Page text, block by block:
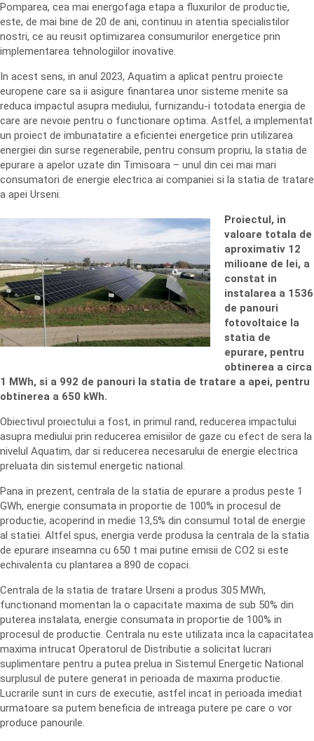
Pomparea, cea mai energofaga etapa a fluxurilor de productie,
este, de mai bine de 20 de ani, continuu in atentia specialistilor
nostri, ce au reusit optimizarea consumurilor energetice prin
implementarea tehnologiilor inovative.
In acest sens, in anul 2023, Aquatim a aplicat pentru proiecte
europene care sa ii asigure finantarea unor sisteme menite sa
reduca impactul asupra mediului, furnizandu-i totodata energia de
care are nevoie pentru o functionare optima. Astfel, a implementat
un proiect de imbunatatire a eficientei energetice prin utilizarea
energiei din surse regenerabile, pentru consum propriu, la statia de
epurare a apelor uzate din Timisoara – unul din cei mai mari
consumatori de energie electrica ai companiei si la statia de tratare
a apei Urseni.
Proiectul, in
valoare totala de
aproximativ 12
milioane de lei, a
constat in
instalarea a 1536
de panouri
fotovoltaice la
statia de
epurare, pentru
obtinerea a circa
1 MWh, si a 992 de panouri la statia de tratare a apei, pentru
obtinerea a 650 kWh.
Obiectivul proiectului a fost, in primul rand, reducerea impactului
asupra mediului prin reducerea emisiilor de gaze cu efect de sera la
nivelul Aquatim, dar si reducerea necesarului de energie electrica
preluata din sistemul energetic national.
Pana in prezent, centrala de la statia de epurare a produs peste 1
GWh, energie consumata in proportie de 100% in procesul de
productie, acoperind in medie 13,5% din consumul total de energie
al statiei. Altfel spus, energia verde produsa la centrala de la statia
de epurare inseamna cu 650 t mai putine emisii de CO2 si este
echivalenta cu plantarea a 890 de copaci.
Centrala de la statia de tratare Urseni a produs 305 MWh,
functionand momentan la o capacitate maxima de sub 50% din
puterea instalata, energie consumata in proportie de 100% in
procesul de productie. Centrala nu este utilizata inca la capacitatea
maxima intrucat Operatorul de Distributie a solicitat lucrari
suplimentare pentru a putea prelua in Sistemul Energetic National
surplusul de putere generat in perioada de maxima productie.
Lucrarile sunt in curs de executie, astfel incat in perioada imediat
urmatoare sa putem beneficia de intreaga putere pe care o vor
produce panourile.